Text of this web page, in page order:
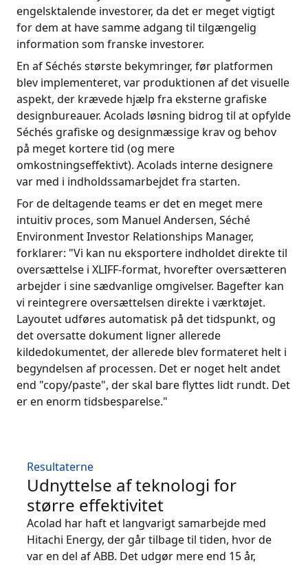
engelsktalende investorer, da det er meget vigtigt
for dem at have samme adgang til tilgængelig
information som franske investorer.
En af Séchés største bekymringer, før platformen
blev implementeret, var produktionen af det visuelle
aspekt, der krævede hjælp fra eksterne grafiske
designbureauer. Acolads løsning bidrog til at opfylde
Séchés grafiske og designmæssige krav og behov
på meget kortere tid (og mere
omkostningseffektivt). Acolads interne designere
var med i indholdssamarbejdet fra starten.
For de deltagende teams er det en meget mere
intuitiv proces, som Manuel Andersen, Séché
Environment Investor Relationships Manager,
forklarer: "Vi kan nu eksportere indholdet direkte til
oversættelse i XLIFF-format, hvorefter oversætteren
arbejder i sine sædvanlige omgivelser. Bagefter kan
vi reintegrere oversættelsen direkte i værktøjet.
Layoutet udføres automatisk på det tidspunkt, og
det oversatte dokument ligner allerede
kildedokumentet, der allerede blev formateret helt i
begyndelsen af processen. Det er noget helt andet
end "copy/paste", der skal bare flyttes lidt rundt. Det
er en enorm tidsbesparelse."
Resultaterne
Udnyttelse af teknologi for
større effektivitet
Acolad har haft et langvarigt samarbejde med
Hitachi Energy, der går tilbage til tiden, hvor de
var en del af ABB. Det udgør mere end 15 år,